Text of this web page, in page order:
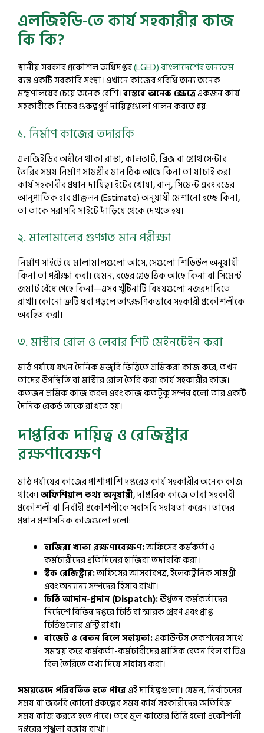
এলজিইডি-তে কার্য সহকারীর কাজ
কি কি?
স্থানীয় সরকার প্রকৌশল অধিদপ্তর(LGED) বাংলাদেশের অন্যতম
ব্যস্ত একটি সরকারি সংস্থা। এখানে কাজের পরিধি অন্য অনেক
মন্ত্রণালয়ের চেয়ে অনেক বেশি।বাস্তবে অনেক ক্ষেত্রেএকজন কার্য
সহকারীকে নিচের গুরুত্বপূর্ণ দায়িত্বগুলো পালন করতে হয়:
১. নির্মাণ কাজের তদারকি
এলজিইডির অধীনে থাকা রাস্তা, কালভার্ট, ব্রিজ বা গ্রোথ সেন্টার
তৈরির সময় নির্মাণ সামগ্রীর মান ঠিক আছে কিনা তা যাচাই করা
কার্য সহকারীর প্রধান দায়িত্ব। ইটের খোয়া, বালু, সিমেন্ট এবং রডের
আনুপাতিক হার প্রাক্কলন (Estimate) অনুযায়ী মেশানো হচ্ছে কিনা,
তা তাকে সরাসরি সাইটে দাঁড়িয়ে থেকে দেখতে হয়।
২. মালামালের গুণগত মান পরীক্ষা
নির্মাণ সাইটে যে মালামালগুলো আসে, সেগুলো শিডিউল অনুযায়ী
কিনা তা পরীক্ষা করা। যেমন, রডের গ্রেড ঠিক আছে কিনা বা সিমেন্ট
জমাট বেঁধে গেছে কিনা—এসব খুঁটিনাটি বিষয়গুলো নজরদারিতে
রাখা। কোনো ত্রুটি ধরা পড়লে তাৎক্ষণিকভাবে সহকারী প্রকৌশলীকে
অবহিত করা।
৩. মাস্টার রোল ও লেবার শিট মেইনটেইন করা
মাঠ পর্যায়ে যখন দৈনিক মজুরি ভিত্তিতে শ্রমিকরা কাজ করে, তখন
তাদের উপস্থিতি বা মাস্টার রোল তৈরি করা কার্য সহকারীর কাজ।
কতজন শ্রমিক কাজ করল এবং কাজ কতটুকু সম্পন্ন হলো তার একটি
দৈনিক রেকর্ড তাকে রাখতে হয়।
দাপ্তরিক দায়িত্ব ও রেজিস্ট্রার
রক্ষণাবেক্ষণ
মাঠ পর্যায়ের কাজের পাশাপাশি দপ্তরেও কার্য সহকারীর অনেক কাজ
থাকে।অফিশিয়াল তথ্য অনুযায়ী, দাপ্তরিক কাজে তারা সহকারী
প্রকৌশলী বা নির্বাহী প্রকৌশলীকে সরাসরি সহায়তা করেন। তাদের
প্রধান প্রশাসনিক কাজগুলো হলো:
হাজিরা খাতা রক্ষণাবেক্ষণ:অফিসের কর্মকর্তা ও
কর্মচারীদের প্রতিদিনের হাজিরা তদারকি করা।
স্টক রেজিস্ট্রার:অফিসের আসবাবপত্র, ইলেকট্রনিক সামগ্রী
এবং অন্যান্য সম্পদের হিসাব রাখা।
চিঠি আদান-প্রদান (Dispatch):ঊর্ধ্বতন কর্মকর্তাদের
নির্দেশে বিভিন্ন দপ্তরে চিঠি বা স্মারক প্রেরণ এবং প্রাপ্ত
চিঠিগুলোর এন্ট্রি রাখা।
বাজেট ও বেতন বিলে সহায়তা:একাউন্টস সেকশনের সাথে
সমন্বয় করে কর্মকর্তা-কর্মচারীদের মাসিক বেতন বিল বা টিএ
বিল তৈরিতে তথ্য দিয়ে সাহায্য করা।
সময়ভেদে পরিবর্তিত হতে পারেএই দায়িত্বগুলো। যেমন, নির্বাচনের
সময় বা জরুরি কোনো প্রকল্পের সময় কার্য সহকারীদের অতিরিক্ত
সময় কাজ করতে হতে পারে। তবে মূল কাজের ভিত্তি হলো প্রকৌশলী
দপ্তরের শৃঙ্খলা বজায় রাখা।